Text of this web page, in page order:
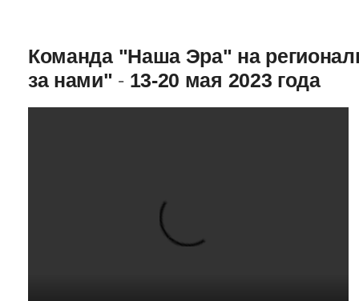
Команда "Наша Эра" на
за нами" - 13-20 мая 2023 года